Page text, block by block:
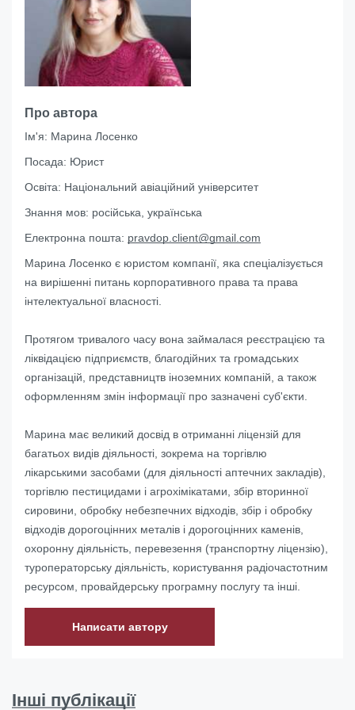
Про автора
Ім'я: Марина Лосенко
Посада: Юрист
Освіта: Національний авіаційний університет
Знання мов: російська, українська
Електронна пошта: pravdop.client@gmail.com
Марина Лосенко є юристом компанії, яка спеціалізується
на вирішенні питань корпоративного права та права
інтелектуальної власності.
Протягом тривалого часу вона займалася реєстрацією та
ліквідацією підприємств, благодійних та громадських
організацій, представництв іноземних компаній, а також
оформленням змін інформації про зазначені суб'єкти.
Марина має великий досвід в отриманні ліцензій для
багатьох видів діяльності, зокрема на торгівлю
лікарськими засобами (для діяльності аптечних закладів),
торгівлю пестицидами і агрохімікатами, збір вторинної
сировини, обробку небезпечних відходів, збір і обробку
відходів дорогоцінних металів і дорогоцінних каменів,
охоронну діяльність, перевезення (транспортну ліцензію),
туроператорську діяльність, користування радіочастотним
ресурсом, провайдерську програмну послугу та інші.
Написати автору
Інші публікації